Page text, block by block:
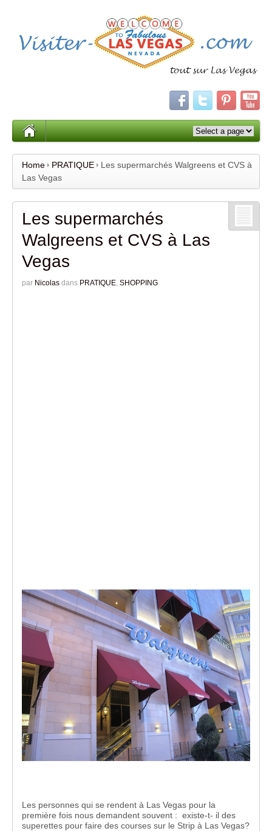
Home PRATIQUE
Les supermarchés Walgreens et CVS à
Las Vegas
Les supermarchés
Walgreens et CVS à Las
Vegas
par Nicolas dans PRATIQUE, SHOPPING
Les personnes qui se rendent à Las Vegas pour la
première fois nous demandent souvent : existe-t- il des
superettes pour faire des courses sur le Strip à Las Vegas?